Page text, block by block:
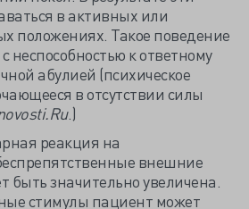
в активных или
положениях. Такое поведение
неспособностью к ответному
абулией (психическое
в отсутствии силы
.)
реакция на
внешние
значительно увеличена.
стимулы пациент может